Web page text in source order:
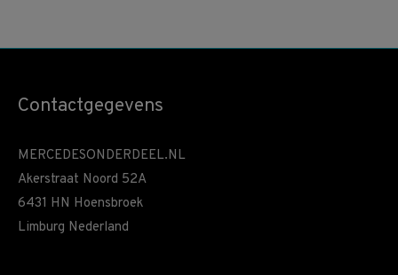
Contactgegevens
MERCEDESONDERDEEL.NL
Akerstraat Noord 52A
6431 HN Hoensbroek
Limburg Nederland